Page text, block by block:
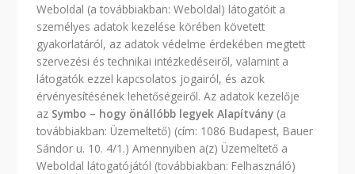
Weboldal (a továbbiakban: Weboldal) látogatóit a
személyes adatok kezelése körében követett
gyakorlatáról, az adatok védelme érdekében megtett
szervezési és technikai intézkedéseiről, valamint a
látogatók ezzel kapcsolatos jogairól, és azok
érvényesítésének lehetőségeiről. Az adatok kezelője
az Symbo – hogy önállóbb legyek Alapítvány (a
továbbiakban: Üzemeltető) (cím: 1086 Budapest, Bauer
Sándor u. 10. 4/1.) Amennyiben a(z) Üzemeltető a
Weboldal látogatójától (továbbiakban: Felhasználó)